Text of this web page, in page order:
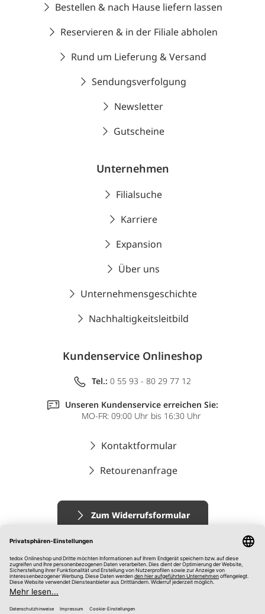
Bestellen & nach Hause liefern lassen
Reservieren & in der Filiale abholen
Rund um Lieferung & Versand
Sendungsverfolgung
Newsletter
Gutscheine
Unternehmen
Filialsuche
Karriere
Expansion
Über uns
Unternehmensgeschichte
Nachhaltigkeitsleitbild
Kundenservice Onlineshop
Tel.: 0 55 93 - 80 29 77 12
Unseren Kundenservice erreichen Sie:
MO-FR: 09:00 Uhr bis 16:30 Uhr
Kontaktformular
Retourenanfrage
Zum Widerrufsformular
Impressum
AGB
Datenschutz